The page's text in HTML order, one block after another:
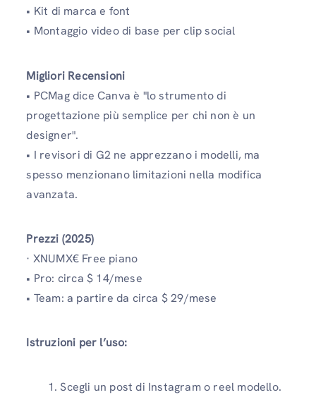
• Kit di marca e font
• Montaggio video di base per clip social
Migliori Recensioni
• PCMag dice Canva è "lo strumento di
progettazione più semplice per chi non è un
designer".
• I revisori di G2 ne apprezzano i modelli, ma
spesso menzionano limitazioni nella modifica
avanzata.
Prezzi (2025)
· XNUMX€ Free piano
• Pro: circa $ 14/mese
• Team: a partire da circa $ 29/mese
Istruzioni per l’uso:
Scegli un post di Instagram o reel modello.